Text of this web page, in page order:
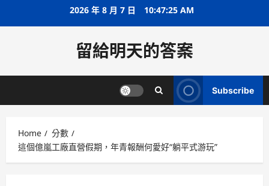
2026 年 8 月 7 日 10:47:25 AM
留給明天的答案
Subscribe
Home
分數
這個億嵐工廠直營假期，年青報酬何愛好“躺平式游玩”